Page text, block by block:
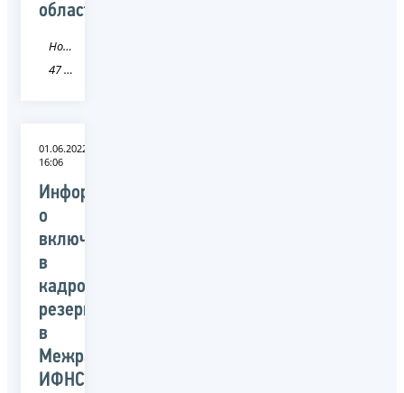
области
Новость
47 Ленинградская область
01.06.2022
16:06
Информация
о
включении
в
кадровый
резерв
в
Межрайонной
ИФНС